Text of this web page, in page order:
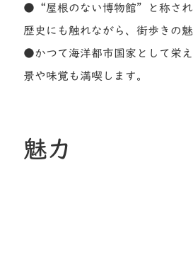
●“屋根のない博物館”と称され
歴史にも触れながら、街歩きの
●かつて海洋都市国家として栄
景や味覚も満喫します。
魅力